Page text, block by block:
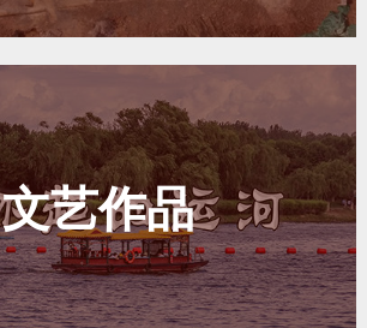
文艺作品